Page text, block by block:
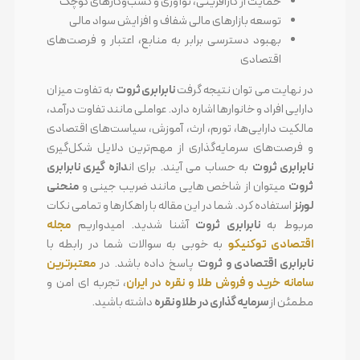
توسعه بازارهای مالی شفاف و افزایش سواد مالی
بهبود دسترسی برابر به منابع، اعتبار و فرصت‌های
اقتصادی
در نهایت می توان نتیجه گرفتنابرابری ثروت به تفاوت میزان
دارایی افراد و خانوارها اشاره دارد. عواملی مانند تفاوت درآمد،
مالکیت دارایی‌ها، تورم، ارث، آموزش، سیاست‌های اقتصادی
و فرصت‌های سرمایه‌گذاری از مهم‌ترین دلایل شکل‌گیری
نابرابری ثروت به حساب می آیند. برای اندازه گیری نابرابری
ثروت میتوان از شاخص هایی مانند ضریب جینی و منحنی
لورنزاستفاده کرد. شما در این مقاله با راهکارها و تمامی نکات
مربوط بهنابرابری ثروت آشنا شدید. امیدواریم مجله
اقتصادی توکنیکو به خوبی به سوالات شما در رابطه با
نابرابری اقتصادی و ثروت پاسخ داده باشد. در معتبرترین
سامانه خرید و فروش طلا و نقره در ایران، تجربه ای امن و
مطمئن ازسرمایه گذاری در طلا و نقرهداشته باشید.